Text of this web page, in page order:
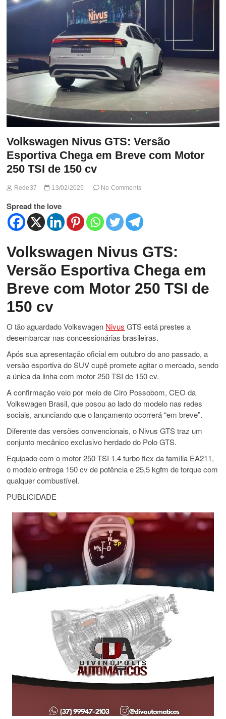
Volkswagen Nivus GTS: Versão
Esportiva Chega em Breve com Motor
250 TSI de 150 cv
Rede37 13/02/2025 No Comments
Spread the love
Volkswagen Nivus GTS:
Versão Esportiva Chega em
Breve com Motor 250 TSI de
150 cv
O tão aguardado Volkswagen Nivus GTS está prestes a
desembarcar nas concessionárias brasileiras.
Após sua apresentação oficial em outubro do ano passado, a
versão esportiva do SUV cupê promete agitar o mercado, sendo
a única da linha com motor 250 TSI de 150 cv.
A confirmação veio por meio de Ciro Possobom, CEO da
Volkswagen Brasil, que posou ao lado do modelo nas redes
sociais, anunciando que o lançamento ocorrerá “em breve”.
Diferente das versões convencionais, o Nivus GTS traz um
conjunto mecânico exclusivo herdado do Polo GTS.
Equipado com o motor 250 TSI 1.4 turbo flex da família EA211,
o modelo entrega 150 cv de potência e 25,5 kgfm de torque com
qualquer combustível.
PUBLICIDADE